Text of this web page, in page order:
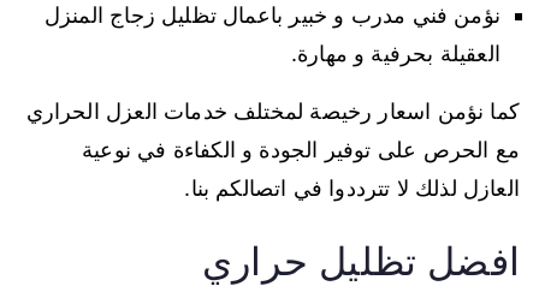
نؤمن فني مدرب و خبير باعمال تظليل زجاج المنزل
العقيلة بحرفية و مهارة.
كما نؤمن اسعار رخيصة لمختلف خدمات العزل الحراري
مع الحرص على توفير الجودة و الكفاءة في نوعية
العازل لذلك لا تترددوا في اتصالكم بنا.
افضل تظليل حراري